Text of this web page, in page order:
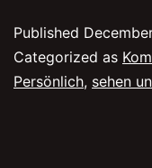
Published
Categorized as
Persönlich, sehen